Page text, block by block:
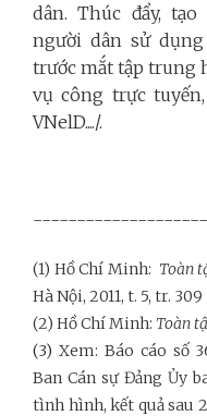
dân. Thúc đẩy,
người dân sử
trước mắt tập trung
vụ công trực
VNelD..../.
--------------------
(1) Hồ Chí Minh: Toàn
Hà Nội, 2011, t. 5, tr. 309
(2) Hồ Chí Minh: Toàn
(3) Xem: Báo cáo số
Ban Cán sự Đảng Ủy
tình hình, kết quả sau